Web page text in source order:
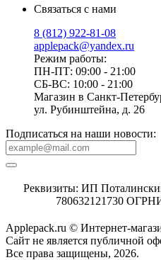
Связаться с нами
8 (812) 922-81-08
applepack@yandex.ru
Режим работы:
ПН-ПТ: 09:00 - 21:00
СБ-ВС: 10:00 - 21:00
Магазин в Санкт-
ул. Рубинштейна, д. 26
Подписаться на наши новости:
Реквизиты: ИП
780632121730
Applepack.ru © Интернет-
Cайт не является публичной
Все права защищены, 2026.